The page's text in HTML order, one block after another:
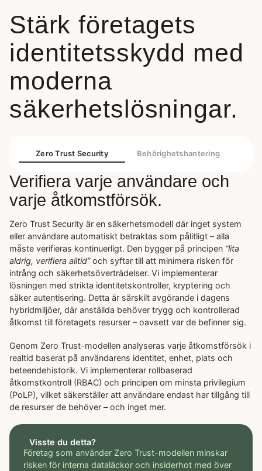
Stärk företagets
identitetsskydd med
moderna
säkerhetslösningar.
Zero Trust Security Behörighetshantering
Verifiera varje användare och
varje åtkomstförsök.
Zero Trust Security är en säkerhetsmodell där inget system
eller användare automatiskt betraktas som pålitligt – alla
måste verifieras kontinuerligt. Den bygger på principen “lita
aldrig, verifiera alltid”och syftar till att minimera risken för
intrång och säkerhetsöverträdelser. Vi implementerar
lösningen med strikta identitetskontroller, kryptering och
säker autentisering. Detta är särskilt avgörande i dagens
hybridmiljöer, där anställda behöver trygg och kontrollerad
åtkomst till företagets resurser – oavsett var de befinner sig.
Genom Zero Trust-modellen analyseras varje åtkomstförsök i
realtid baserat på användarens identitet, enhet, plats och
beteendehistorik. Vi implementerar rollbaserad
åtkomstkontroll (RBAC) och principen om minsta privilegium
(PoLP), vilket säkerställer att användare endast har tillgång till
de resurser de behöver – och inget mer.
Visste du detta?
Företag som använder Zero Trust-modellen minskar
risken för interna dataläckor och insiderhot med över